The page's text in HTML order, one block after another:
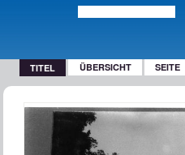
TITEL ÜBERSICHT SEITE